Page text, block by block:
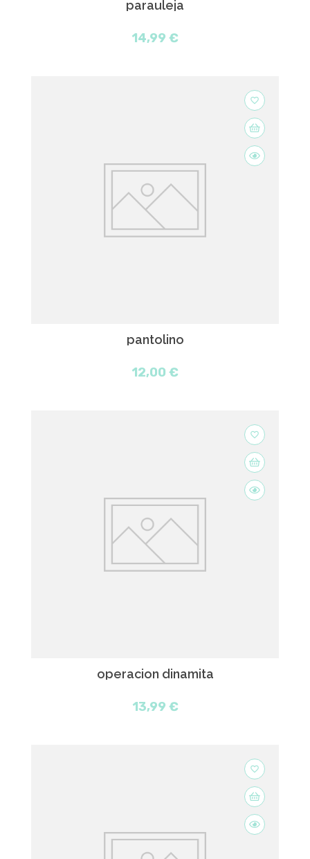
parauleja
14,99 €
favorite_border
pantolino
12,00 €
favorite_border
operacion dinamita
13,99 €
favorite_border